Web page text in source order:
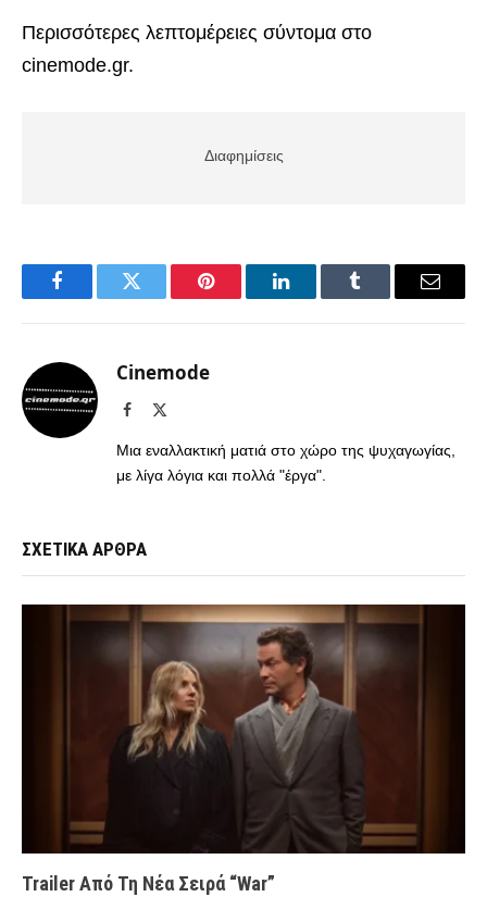
Περισσότερες λεπτομέρειες σύντομα στο
cinemode.gr.
Διαφημίσεις
FacebookTwitter Pinterest LinkedInTumblr Email
Cinemode
Facebook
Μια εναλλακτική ματιά στο χώρο της ψυχαγωγίας,
με λίγα λόγια και πολλά "έργα".
ΣΧΕΤΙΚΑ ΑΡΘΡΑ
Trailer Από Τη Νέα Σειρά “War”